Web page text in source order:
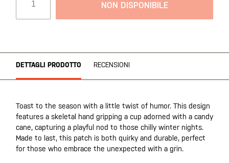
immagini
NON DISPONIBILE
DETTAGLI PRODOTTO RECENSIONI
Toast to the season with a little twist of humor. This design
features a skeletal hand gripping a cup adorned with a candy
cane, capturing a playful nod to those chilly winter nights.
Made to last, this patch is both quirky and durable, perfect
for those who embrace the unexpected with a grin.